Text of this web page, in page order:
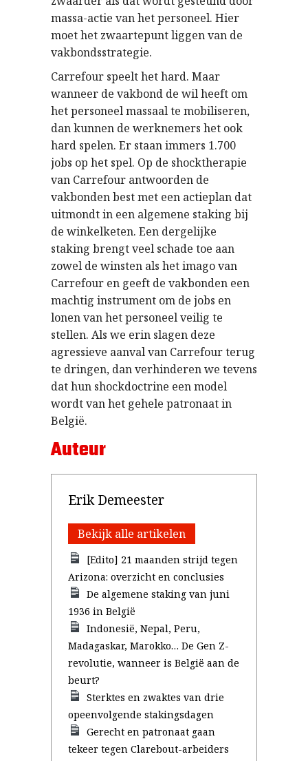
massa-actie van het personeel. Hier
moet het zwaartepunt liggen van de
vakbondsstrategie.
Carrefour speelt het hard. Maar
wanneer de vakbond de wil heeft om
het personeel massaal te mobiliseren,
dan kunnen de werknemers het ook
hard spelen. Er staan immers 1.700
jobs op het spel. Op de shocktherapie
van Carrefour antwoorden de
vakbonden best met een actieplan dat
uitmondt in een algemene staking bij
de winkelketen. Een dergelijke
staking brengt veel schade toe aan
zowel de winsten als het imago van
Carrefour en geeft de vakbonden een
machtig instrument om de jobs en
lonen van het personeel veilig te
stellen. Als we erin slagen deze
agressieve aanval van Carrefour terug
te dringen, dan verhinderen we tevens
dat hun shockdoctrine een model
wordt van het gehele patronaat in
België.
Auteur
Erik Demeester
Bekijk alle artikelen
[Edito] 21 maanden strijd tegen
Arizona: overzicht en conclusies
De algemene staking van juni
1936 in België
Indonesië, Nepal, Peru,
Madagaskar, Marokko… De Gen Z-
revolutie, wanneer is België aan de
beurt?
Sterktes en zwaktes van drie
opeenvolgende stakingsdagen
Gerecht en patronaat gaan
tekeer tegen Clarebout-arbeiders